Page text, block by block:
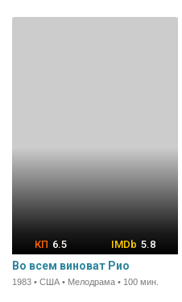
6.5 5.8
Во всем виноват Рио
1983 • США • Мелодрама • 100 мин.